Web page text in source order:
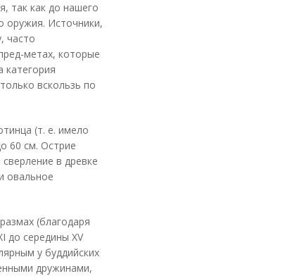
так как до нашего
оружия. Источники,
часто
метах, которые
вскользь по
(т. е. имело
60 см. Острие
в древке
овальное
(благодаря
до середины XV
у буддийских
дружинами,